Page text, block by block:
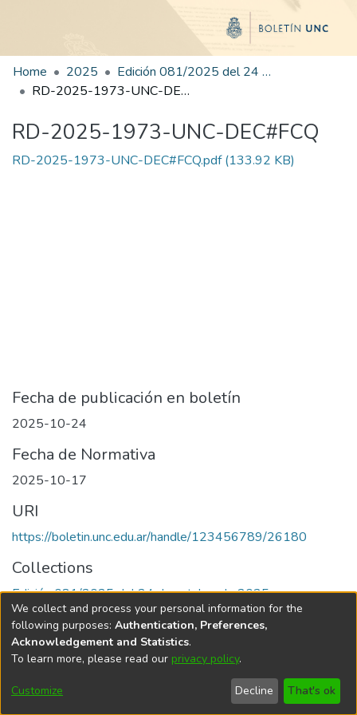
Home 2025
Edición 081/2025 del 24 de octubre de 2025
RD-2025-1973-UNC-DEC#FCQ
RD-2025-1973-UNC-DEC#FCQ
RD-2025-1973-UNC-DEC#FCQ.pdf(133.92 KB)
Fecha de publicación en boletín
2025-10-24
Fecha de Normativa
2025-10-17
URI
https://boletin.unc.edu.ar/handle/123456789/26180
Collections
Edición 081/2025 del 24 de octubre de 2025
Universidad Nacional de Córdoba
We collect and process your personal information for the
following purposes: Authentication, Preferences,
Acknowledgement and Statistics.
To learn more, please read our privacy policy.
Customize Decline That's ok